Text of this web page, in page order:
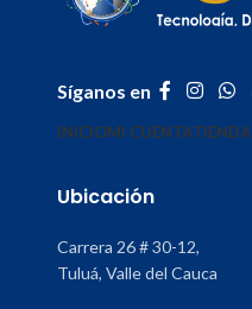
Síganos en
INICIOMI CUENTATIENDA
Ubicación
Carrera 26 # 30-12,
Tuluá, Valle del Cauca